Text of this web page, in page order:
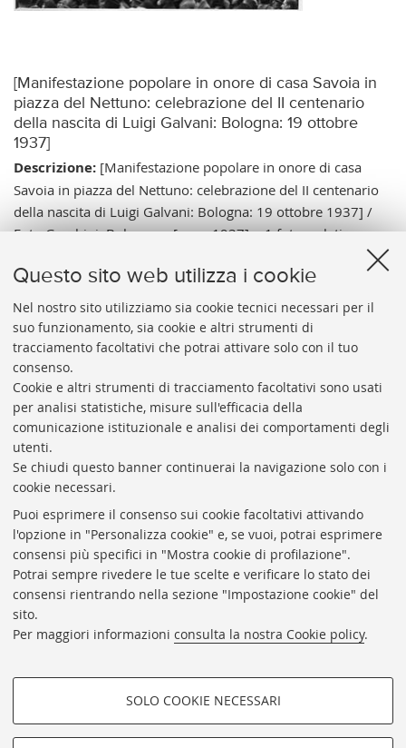
Questo sito web utilizza i cookie
Nel nostro sito utilizziamo sia cookie tecnici necessari per il
suo funzionamento, sia cookie e altri strumenti di
tracciamento facoltativi che potrai attivare solo con il tuo
consenso.
Cookie e altri strumenti di tracciamento facoltativi sono usati
per analisi statistiche, misure sull'efficacia della
comunicazione istituzionale e analisi dei comportamenti degli
utenti.
Se chiudi questo banner continuerai la navigazione solo con i
cookie necessari.
Puoi esprimere il consenso sui cookie facoltativi attivando
l'opzione in "Personalizza cookie" e, se vuoi, potrai esprimere
consensi più specifici in "Mostra cookie di profilazione".
Potrai sempre rivedere le tue scelte e verificare lo stato dei
consensi rientrando nella sezione "Impostazione cookie" del
sito.
Per maggiori informazioni consulta la nostra Cookie policy.
COOKIE DI PROFILAZIONE -
SOLO COOKIE NECESSARI
[Manifestazione popolare in onore di casa Savoia in
piazza del Nettuno: celebrazione del II centenario
della nascita di Luigi Galvani: Bologna: 19 ottobre
1937]
Descrizione:[Manifestazione popolare in onore di casa
Savoia in piazza del Nettuno: celebrazione del II centenario
della nascita di Luigi Galvani: Bologna: 19 ottobre 1937] /
Foto Gambini, Bologna. - [esec. 1937]. - 1 foto: gelatina a
Note:Tit. del cat. da indicazione ms. sul supporto
secondario; A. da timbro a secco sul margine inf. dx. - Data
di esec. relativa all'avvenimento.
Vai al catalogo: https://sol.unibo.it/SebinaOpac/.do?
idopac=UBO2944800
Responsabile scientifico: prof. Roberto Balzani
Coordinatrice gestionale: Maria Pia Torricelli
Archivio storico dell'Università di Bologna
Via Zamboni, 33 - 40126 Bologna (BO)
Dove siamo
Regolamento
Privacy e note legali